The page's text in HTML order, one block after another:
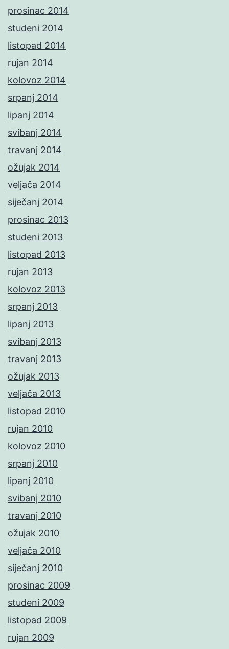
prosinac 2014
studeni 2014
listopad 2014
rujan 2014
kolovoz 2014
srpanj 2014
lipanj 2014
svibanj 2014
travanj 2014
ožujak 2014
veljača 2014
siječanj 2014
prosinac 2013
studeni 2013
listopad 2013
rujan 2013
kolovoz 2013
srpanj 2013
lipanj 2013
svibanj 2013
travanj 2013
ožujak 2013
veljača 2013
listopad 2010
rujan 2010
kolovoz 2010
srpanj 2010
lipanj 2010
svibanj 2010
travanj 2010
ožujak 2010
veljača 2010
siječanj 2010
prosinac 2009
studeni 2009
listopad 2009
rujan 2009